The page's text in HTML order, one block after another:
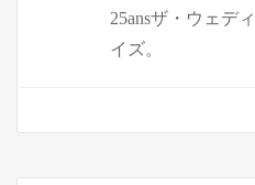
25ansザ・ウェデ
イズ。